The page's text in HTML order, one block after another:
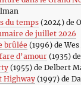
du temps(2024) de
de juillet 2026
brûlée (1996) de
d’amour(1935)
(1955) de Delbert
Highway(1997) de